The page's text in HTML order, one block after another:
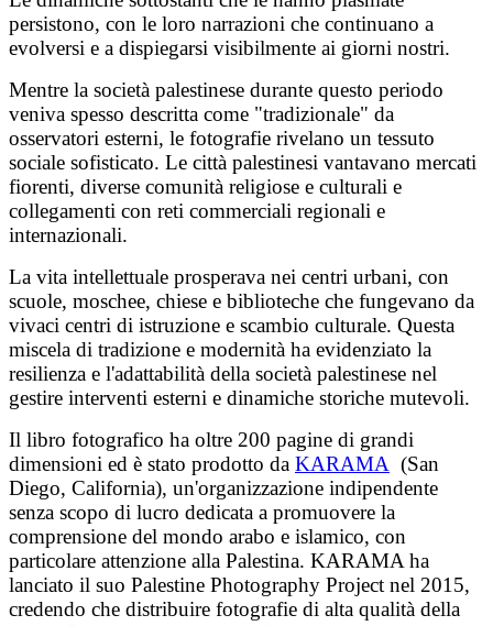
persistono, con le loro narrazioni che continuano a
evolversi e a dispiegarsi visibilmente ai giorni nostri.
Mentre la società palestinese durante questo periodo
veniva spesso descritta come "tradizionale" da
osservatori esterni, le fotografie rivelano un tessuto
sociale sofisticato. Le città palestinesi vantavano mercati
fiorenti, diverse comunità religiose e culturali e
collegamenti con reti commerciali regionali e
internazionali.
La vita intellettuale prosperava nei centri urbani, con
scuole, moschee, chiese e biblioteche che fungevano da
vivaci centri di istruzione e scambio culturale. Questa
miscela di tradizione e modernità ha evidenziato la
resilienza e l'adattabilità della società palestinese nel
gestire interventi esterni e dinamiche storiche mutevoli.
Il libro fotografico ha oltre 200 pagine di grandi
dimensioni ed è stato prodotto da KARAMA (San
Diego, California), un'organizzazione indipendente
senza scopo di lucro dedicata a promuovere la
comprensione del mondo arabo e islamico, con
particolare attenzione alla Palestina. KARAMA ha
lanciato il suo Palestine Photography Project nel 2015,
credendo che distribuire fotografie di alta qualità della